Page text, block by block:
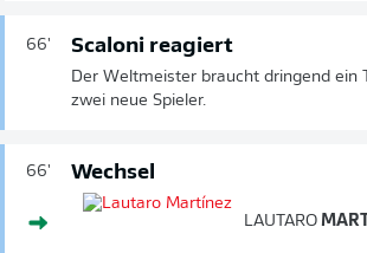
66' Scaloni reagiert
Der Weltmeister braucht dringend ein
zwei neue Spieler.
66' Wechsel
LAUTARO